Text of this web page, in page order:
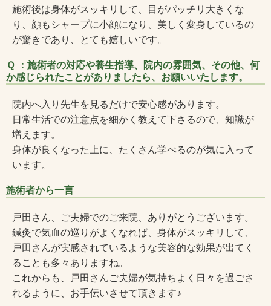
施術後は身体がスッキリして、目がパッチリ大きくな
り、顔もシャープに小顔になり、美しく変身しているの
が驚きであり、とても嬉しいです。
Ｑ ：施術者の対応や養生指導、院内の雰囲気、その他、何
か感じられたことがありましたら、お願いいたします。
院内へ入り先生を見るだけで安心感があります。
日常生活での注意点を細かく教えて下さるので、知識が
増えます。
身体が良くなった上に、たくさん学べるのが気に入って
います。
施術者から一言
戸田さん、ご夫婦でのご来院、ありがとうございます。
鍼灸で気血の巡りがよくなれば、身体がスッキリして、
戸田さんが実感されているような美容的な効果が出てく
ることも多々ありますね。
これからも、戸田さんご夫婦が気持ちよく日々を過ごさ
れるように、お手伝いさせて頂きます♪